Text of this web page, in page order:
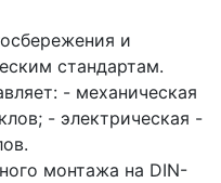
и
стандартам.
- механическая
- электрическая -
монтажа на DIN-